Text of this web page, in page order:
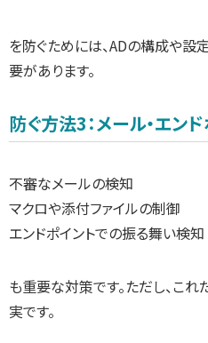
を防ぐためには、ADの構成や設
要があります。
防ぐ方法3：メール・エン
不審なメールの検知
マクロや添付ファイルの制御
エンドポイントでの振る舞い検知
も重要な対策です。ただし、こ
実です。